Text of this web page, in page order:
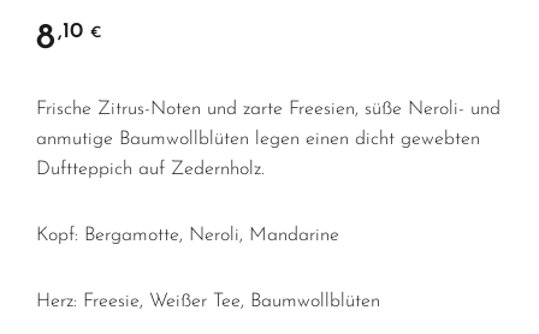
8,10 €
Frische Zitrus-Noten und zarte Freesien, süße Neroli- und
anmutige Baumwollblüten legen einen dicht gewebten
Duftteppich auf Zedernholz.
Kopf: Bergamotte, Neroli, Mandarine
Herz: Freesie, Weißer Tee, Baumwollblüten